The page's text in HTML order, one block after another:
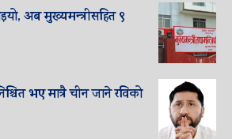
अब मुख्यमन्त्रीसहित ९
भए मात्रै चीन जाने रविको